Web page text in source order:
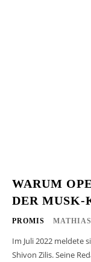
WARUM
DER MUSK-
PROMIS
Im Juli 2022 meldete
Shivon Zilis. Seine